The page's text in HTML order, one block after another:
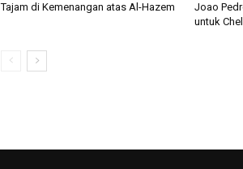
Tajam di Kemenangan atas Al-Hazem
Joao
untuk